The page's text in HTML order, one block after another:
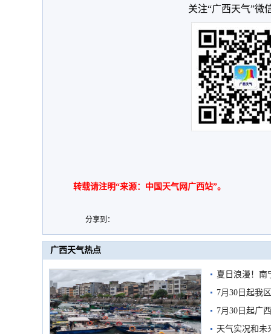
关注“广西天气”微
转载请注明“来源：中国天气网广西站”。
分享到：
广西天气热点
夏日浪漫！南
7月30日起我
7月30日起广
天气实况和未